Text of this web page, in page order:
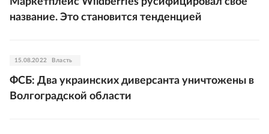
название. Это становится тенденцией
15.08.2022 Власть
ФСБ: Два украинских диверсанта уничтожены в
Волгоградской области